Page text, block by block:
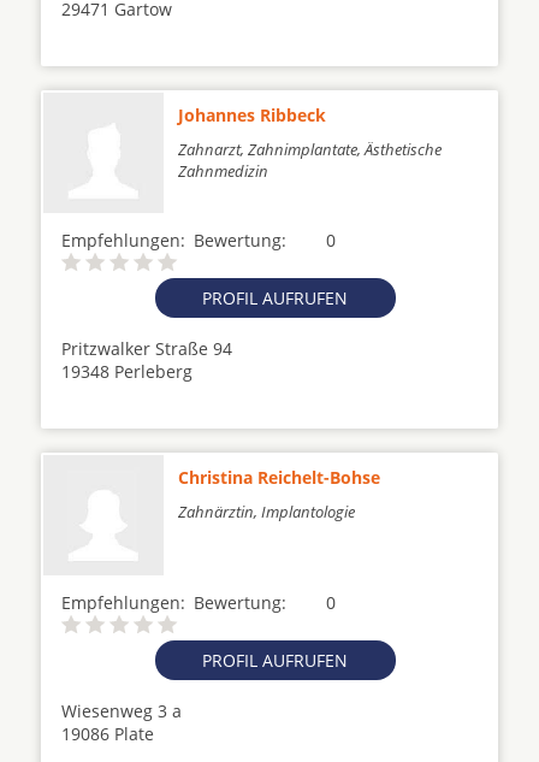
29471 Gartow
Johannes Ribbeck
Zahnarzt, Zahnimplantate, Ästhetische
Zahnmedizin
Empfehlungen: 0
Bewertung:
PROFIL AUFRUFEN
Pritzwalker Straße 94
19348 Perleberg
Christina Reichelt-Bohse
Zahnärztin, Implantologie
Empfehlungen: 0
Bewertung:
PROFIL AUFRUFEN
Wiesenweg 3 a
19086 Plate